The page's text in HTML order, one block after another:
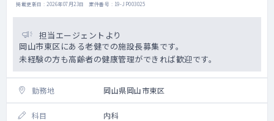
掲載更新日 : 2026年07月23日 案件番号 : 19-JP003025
担当エージェントより
岡山市東区にある老健での施設長募集です。
未経験の方も高齢者の健康管理ができれば歓迎です。
勤務地 岡山県岡山市東区
科目 内科